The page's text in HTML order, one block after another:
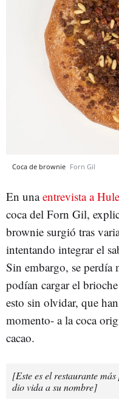
Coca de brownie Forn Gil
En unaentrevista a
coca del Forn Gil,
brownie surgió tras
intentando integrar el
Sin embargo, se perdía
podían cargar el
esto sin olvidar, que
momento- a la coca
cacao.
[Este es el restaurante
dio vida a su nombre]